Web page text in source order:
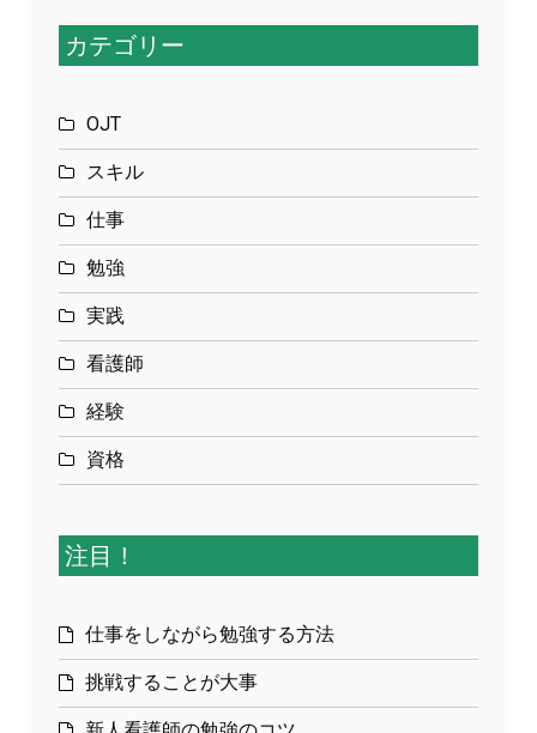
カテゴリー
OJT
スキル
仕事
勉強
実践
看護師
経験
資格
注目！
仕事をしながら勉強する方法
挑戦することが大事